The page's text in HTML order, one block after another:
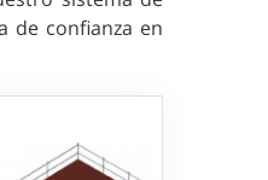
de confianza en